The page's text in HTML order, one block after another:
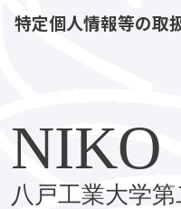
特定個人情報等の取
NIKO
八戸工業大学